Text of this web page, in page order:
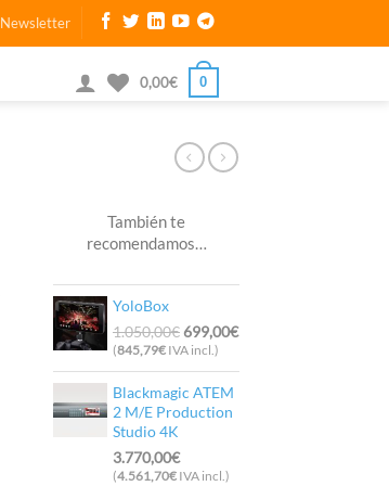
Newsletter
0,00€ 0
También te
recomendamos…
YoloBox
1.050,00€El
precio
original
era:
1.050,00€.
699,00€El
actual
(845,79€ IVA incl.)
Blackmagic ATEM
2 M/E Production
Studio 4K
3.770,00€
(4.561,70€ IVA incl.)